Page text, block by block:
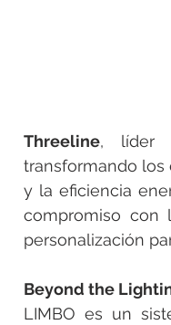
Threeline, líder
transformando los
y la eficiencia
compromiso con
personalización
Beyond the
LIMBO es un